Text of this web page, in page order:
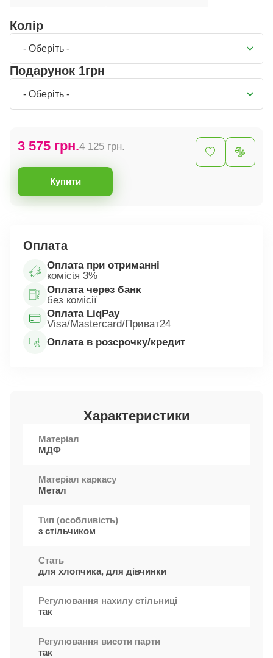
Колір
- Оберіть -
Подарунок 1грн
- Оберіть -
4 125 грн.
3 575 грн.
Купити
Оплата
Оплата при отриманні
комісія 3%
Оплата через банк
без комісії
Оплата LiqPay
Visa/Mastercard/Приват24
Оплата в розсрочку/кредит
Характеристики
Матеріал
МДФ
Матеріал каркасу
Метал
Тип (особливість)
з стільчиком
Стать
для хлопчика, для дівчинки
Регулювання нахилу стільниці
так
Регулювання висоти парти
так